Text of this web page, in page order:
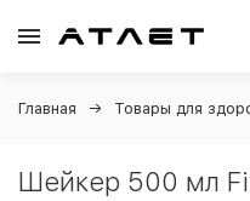
Главная Товары для
Шейкер 500 мл